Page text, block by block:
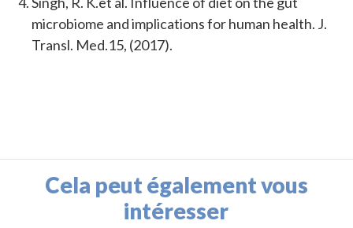
microbiome and implications for human health. J.
Transl. Med.15, (2017).
Cela peut également vous
intéresser